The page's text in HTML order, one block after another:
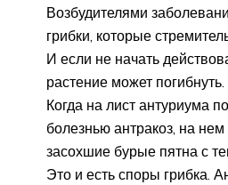
Возбудителями
грибки, которые
И если не начать
растение может погибнуть.
Когда на лист антуриума
болезнью антракоз, на
засохшие бурые пятна с
Это и есть споры грибка.